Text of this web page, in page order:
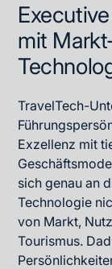
mit
TravelTech-
Exzellenz mit
sich genau an
Technologie
von Markt,
Tourismus.